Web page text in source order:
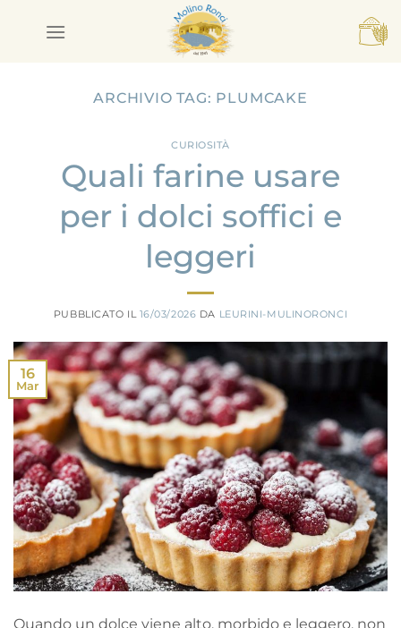
ARCHIVIO TAG: PLUMCAKE
CURIOSITÀ
Quali farine usare
per i dolci soffici e
leggeri
PUBBLICATO IL 16/03/2026 DA LEURINI-MULINORONCI
16
Mar
Quando un dolce viene alto, morbido e leggero, non